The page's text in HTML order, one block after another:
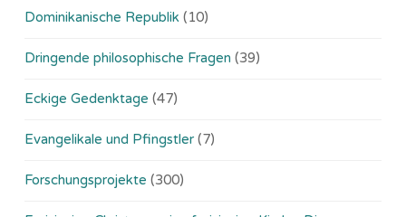
Dominikanische Republik (10)
Dringende philosophische Fragen (39)
Eckige Gedenktage (47)
Evangelikale und Pfingstler (7)
Forschungsprojekte (300)